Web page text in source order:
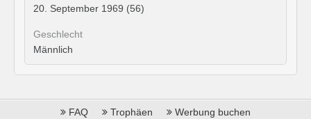
20. September 1969 (56)
Geschlecht
Männlich
FAQ Trophäen Werbung buchen